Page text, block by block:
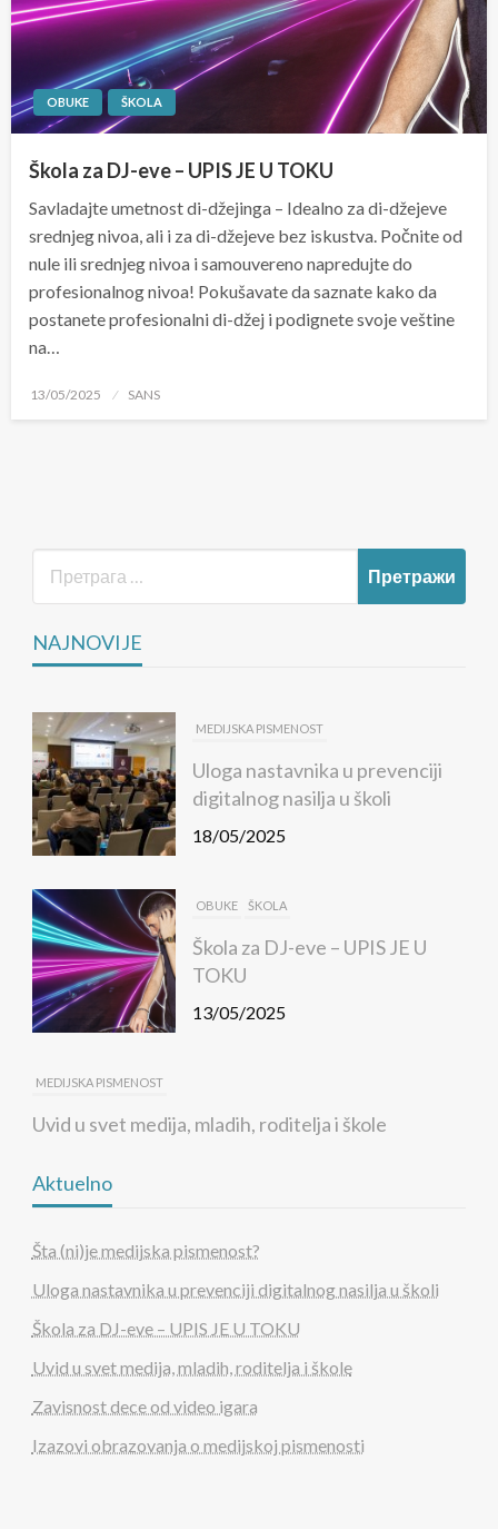
OBUKE ŠKOLA
Škola za DJ-eve – UPIS JE U TOKU
Savladajte umetnost di-džejinga – Idealno za di-džejeve
srednjeg nivoa, ali i za di-džejeve bez iskustva. Počnite od
nule ili srednjeg nivoa i samouvereno napredujte do
profesionalnog nivoa! Pokušavate da saznate kako da
postanete profesionalni di-džej i podignete svoje veštine
na…
Posted
13/05/2025 SANS
NAJNOVIJE
MEDIJSKA PISMENOST
Uloga nastavnika u prevenciji
digitalnog nasilja u školi
18/05/2025
OBUKE ŠKOLA
Škola za DJ-eve – UPIS JE U
TOKU
13/05/2025
MEDIJSKA PISMENOST
Uvid u svet medija, mladih, roditelja i škole
Zavisnost dece od video igara
02/05/2025
MEDIJSKA PISMENOST
Šta (ni)je medijska pismenost?
Aktuelno
Šta (ni)je medijska pismenost?
Uloga nastavnika u prevenciji digitalnog nasilja u školi
Škola za DJ-eve – UPIS JE U TOKU
Uvid u svet medija, mladih, roditelja i škole
Zavisnost dece od video igara
Izazovi obrazovanja o medijskoj pismenosti